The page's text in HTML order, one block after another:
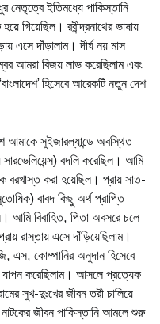
নেতৃত্বে ইতিমধ্যে পাকিস্তানি
গিয়েছিল। রবীন্দ্রনাথের ভাষায়
এসে দাঁড়ালাম। দীর্ঘ নয় মাস
আমরা বিজয় লাভ করেছিলাম এবং
হিসেবে আরেকটি নতুন দেশ
সুইজারল্যান্ডে অবস্থিত
বদলি করেছিল। আমি
বরখাস্ত করা হয়েছিল। প্রায় সাত-
বাবদ কিছু অর্থ প্রাপ্তি
আমি বিবাহিত, পিতা অবসরে চলে
রাস্তায় এসে দাঁড়িয়েছিলাম।
এস, কোম্পানির অনুদান হিসেবে
যাপন করেছিলাম। আসলে প্রত্যেক
সুখ-দুঃখের জীবন তরী চালিয়ে
জীবন পাকিস্তানি আমলে শুরু